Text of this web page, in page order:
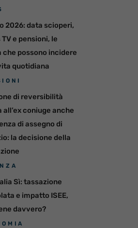
2026: data scioperi,
TV e pensioni, le
che possono incidere
quotidiana
di reversibilità
all’ex coniuge anche
di assegno di
la decisione della
Sì: tassazione
e impatto ISEE,
davvero?